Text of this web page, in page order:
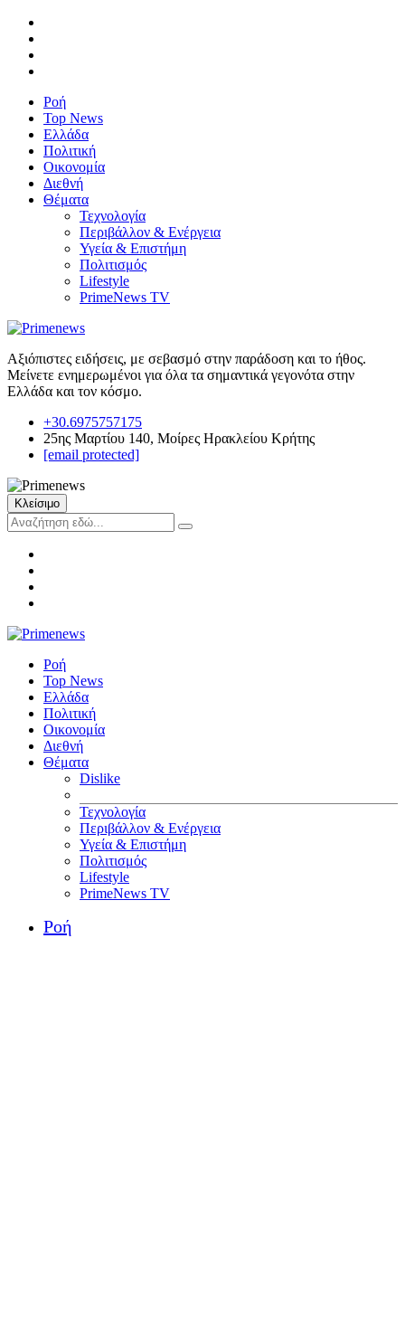
Ροή
Top News
Ελλάδα
Πολιτική
Οικονομία
Διεθνή
Θέματα
Τεχνολογία
Περιβάλλον & Ενέργεια
Υγεία & Επιστήμη
Πολιτισμός
Lifestyle
PrimeNews TV
Αξιόπιστες ειδήσεις, με σεβασμό στην παράδοση και το ήθος.
Μείνετε ενημερωμένοι για όλα τα σημαντικά γεγονότα στην
Ελλάδα και τον κόσμο.
+30.6975757175
25ης Μαρτίου 140, Μοίρες Ηρακλείου Κρήτης
[email protected]
Κλείσιμο
Ροή
Top News
Ελλάδα
Πολιτική
Οικονομία
Διεθνή
Θέματα
Dislike
Τεχνολογία
Περιβάλλον & Ενέργεια
Υγεία & Επιστήμη
Πολιτισμός
Lifestyle
PrimeNews TV
Ροή